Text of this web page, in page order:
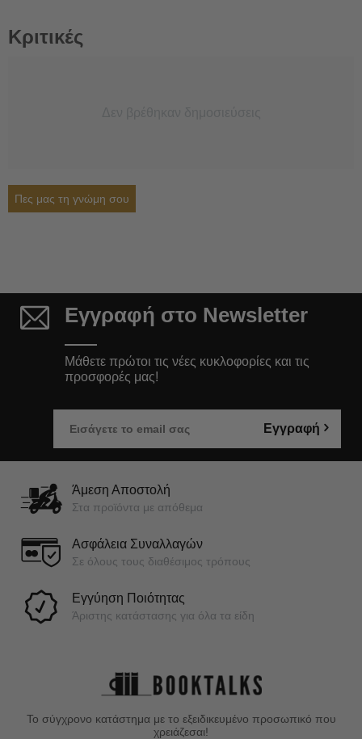
Κριτικές
Πες μας τη γνώμη σου
Εγγραφή στο Newsletter
Μάθετε πρώτοι τις νέες κυκλοφορίες και τις
προσφορές μας!
Εγγραφή
Άμεση Αποστολή
Στα προϊόντα με απόθεμα
Ασφάλεια Συναλλαγών
Σε όλους τους διαθέσιμος τρόπους
Εγγύηση Ποιότητας
Άριστης κατάστασης για όλα τα είδη
Το σύγχρονο κατάστημα με το εξειδικευμένο προσωπικό που
χρειάζεσαι!